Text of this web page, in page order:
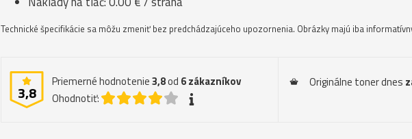
Technické špecifikácie sa môžu zmeniť bez predchádzajúceho upozornenia. Obrázky majú iba
3,8
Priemerné hodnotenie3,8od 6zákazníkov
Ohodnotiť:
Originálne toner dnes